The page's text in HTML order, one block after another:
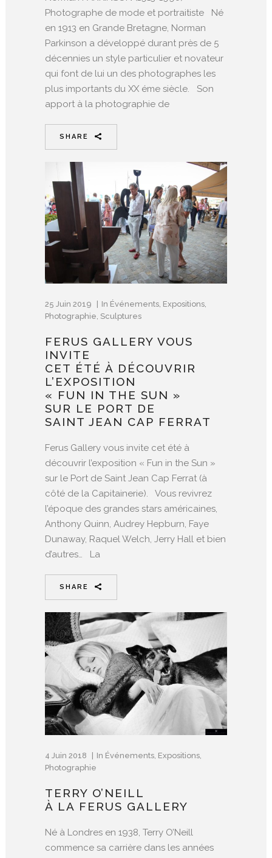
Photographe de mode et portraitiste Né
en 1913 en Grande Bretagne, Norman
Parkinson a développé durant près de 5
décennies un style particulier et novateur
qui font de lui un des photographes les
plus importants du XX éme siècle. Son
apport à la photographie de
SHARE
25 Juin 2019 In Événements Expositions
Photographie Sculptures
FERUS GALLERY VOUS
INVITE
CET ÉTÉ À DÉCOUVRIR
L’EXPOSITION
« FUN IN THE SUN »
SUR LE PORT DE
SAINT JEAN CAP FERRAT
Ferus Gallery vous invite cet été à
découvrir l’exposition « Fun in the Sun »
sur le Port de Saint Jean Cap Ferrat (à
côté de la Capitainerie). Vous revivrez
l’époque des grandes stars américaines,
Anthony Quinn, Audrey Hepburn, Faye
Dunaway, Raquel Welch, Jerry Hall et bien
d’autres… La
SHARE
4 Juin 2018 In Événements Expositions
Photographie
TERRY O’NEILL
À LA FERUS GALLERY
Né à Londres en 1938, Terry O’Neill
commence sa carrière dans les années